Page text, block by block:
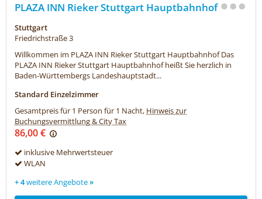
PLAZA INN Rieker Stuttgart Hauptbahnhof
Stuttgart
Friedrichstraße 3
Willkommen im PLAZA INN Rieker Stuttgart Hauptbahnhof Das
PLAZA INN Rieker Stuttgart Hauptbahnhof heißt Sie herzlich in
Baden-Württembergs Landeshauptstadt...
Standard Einzelzimmer
Gesamtpreis für 1 Person für 1 Nacht, Hinweis zur
Buchungsvermittlung & City Tax
86,00 €
inklusive Mehrwertsteuer
WLAN
+ 4weitere Angebote»